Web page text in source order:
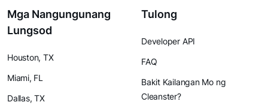
Mga Nangungunang
Lungsod
Houston, TX
Miami, FL
Dallas, TX
Tulong
Developer API
FAQ
Bakit Kailangan Mo ng
Cleanster?